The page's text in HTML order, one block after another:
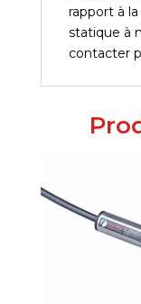
rapport à
statique à
contacter